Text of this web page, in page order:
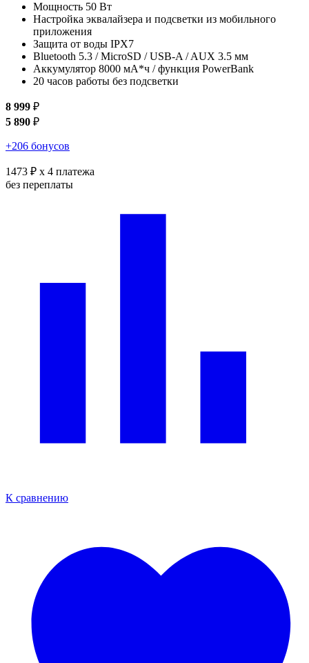
Мощность 50 Вт
Настройка эквалайзера и подсветки из мобильного
приложения
Защита от воды IPX7
Bluetooth 5.3 / MicroSD / USB-A / AUX 3.5 мм
Аккумулятор 8000 мА*ч / функция PowerBank
20 часов работы без подсветки
8 999 ₽
5 890 ₽
+206 бонусов
1473 ₽ x 4 платежа
без переплаты
К сравнению